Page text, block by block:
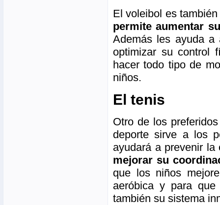
El voleibol es
permite aumentar
Además les ayuda a
optimizar su control
hacer todo tipo de
niños.
El tenis
Otro de los
deporte sirve a los
ayudará a prevenir
mejorar su
que los niños
aeróbica y para
también su sistema